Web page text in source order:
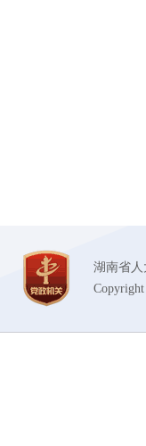
湖南省人